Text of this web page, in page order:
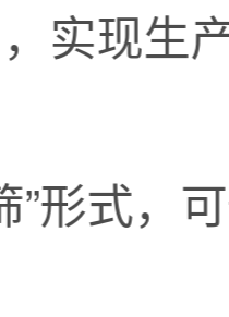
实现生
”形式，